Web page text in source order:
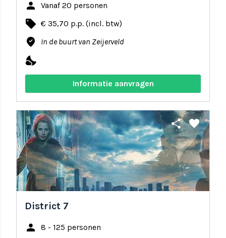
person Vanaf 20 personen
local_offer € 35,70 p.p. (incl. btw)
where_to_vote In de buurt van Zeijerveld
nights_stay
Informatie aanvragen
share favorite
District 7
person 8 - 125 personen